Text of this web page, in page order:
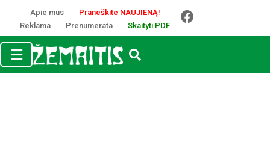
Apie mus
Praneškite NAUJIENĄ!
Reklama
Prenumerata Skaityti PDF